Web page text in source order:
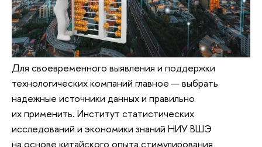
Для своевременного выявления и поддержки
технологических компаний главное — выбрать
надежные источники данных и правильно
их применить. Институт статистических
исследований и экономики знаний НИУ ВШЭ
на основе китайского опыта стимулирования